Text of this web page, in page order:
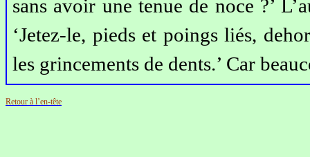
sans avoir une tenue de noce ?’
‘Jetez-le, pieds et poings liés,
les grincements de dents.’ Car
Retour à l’en-tête